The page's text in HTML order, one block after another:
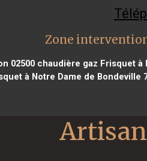
Zone
02500 chaudière gaz Frisquet à
à Notre Dame de Bondeville